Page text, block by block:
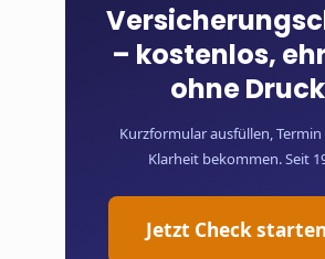
– kostenlos,
ohne Druck
Kurzformular ausfüllen, Termin
Klarheit bekommen. Seit
Jetzt Check